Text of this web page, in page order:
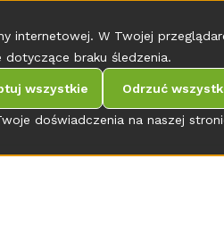
doświadczenia na naszej
W Twojej
dotyczące braku śledzenia.
wszystkie Odrzuć